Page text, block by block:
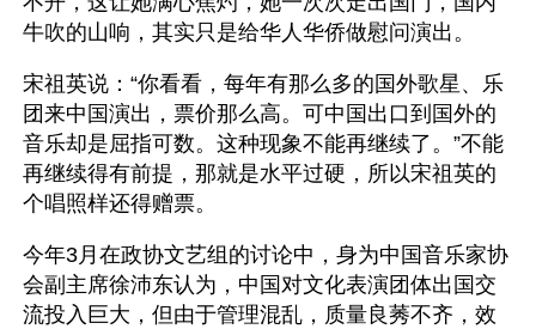
牛吹的山响，其实只是给华人华侨做慰问演出。
宋祖英说：“你看看，每年有那么多的国外歌星、乐
团来中国演出，票价那么高。可中国出口到国外的
音乐却是屈指可数。这种现象不能再继续了。”不能
再继续得有前提，那就是水平过硬，所以宋祖英的
个唱照样还得赠票。
今年3月在政协文艺组的讨论中，身为中国音乐家协
会副主席徐沛东认为，中国对文化表演团体出国交
流投入巨大，但由于管理混乱，质量良莠不齐，效